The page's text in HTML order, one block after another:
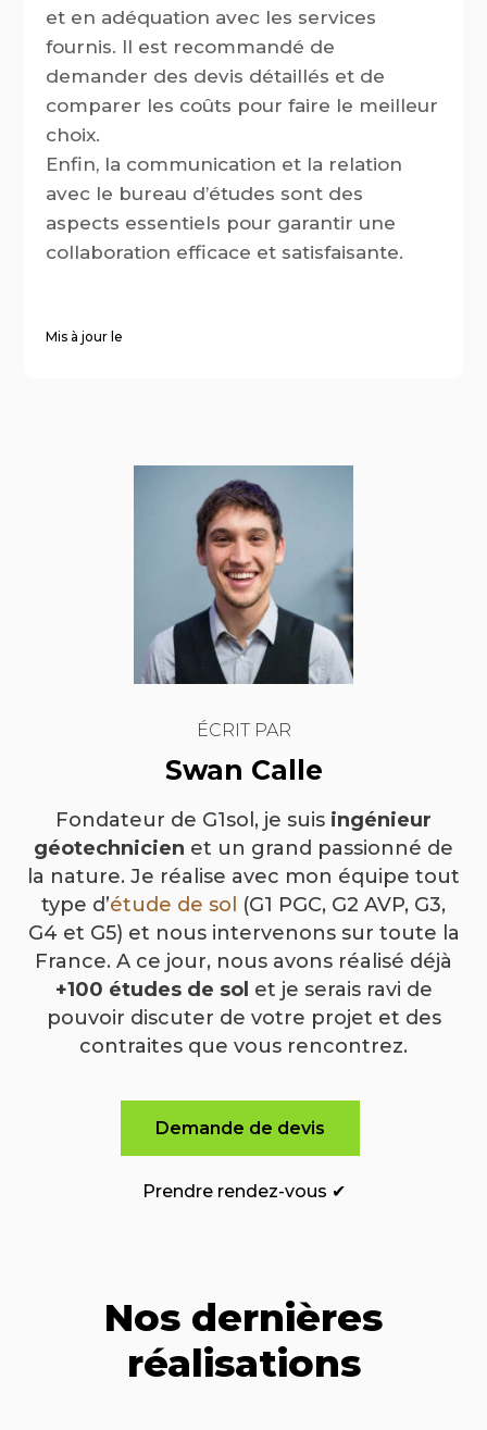
et en adéquation avec les services
fournis. Il est recommandé de
demander des devis détaillés et de
comparer les coûts pour faire le meilleur
choix.
Enfin, la communication et la relation
avec le bureau d’études sont des
aspects essentiels pour garantir une
collaboration efficace et satisfaisante.
Mis à jour le
ÉCRIT PAR
Swan Calle
Fondateur de G1sol, je suis ingénieur
géotechnicien et un grand passionné de
la nature. Je réalise avec mon équipe tout
type d’étude de sol (G1 PGC, G2 AVP, G3,
G4 et G5) et nous intervenons sur toute la
France. A ce jour, nous avons réalisé déjà
+100 études de sol et je serais ravi de
pouvoir discuter de votre projet et des
contraites que vous rencontrez.
Demande de devis
Prendre rendez-vous ✔
Nos dernières
réalisations